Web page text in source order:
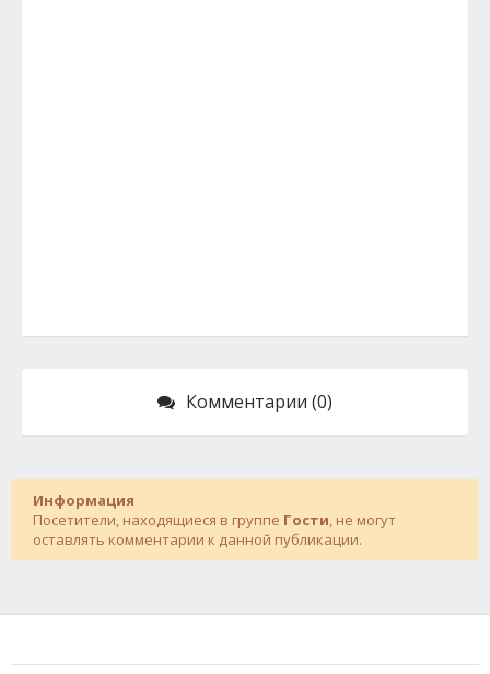
Комментарии (0)
Информация
Посетители, находящиеся в группе Гости, не могут
оставлять комментарии к данной публикации.